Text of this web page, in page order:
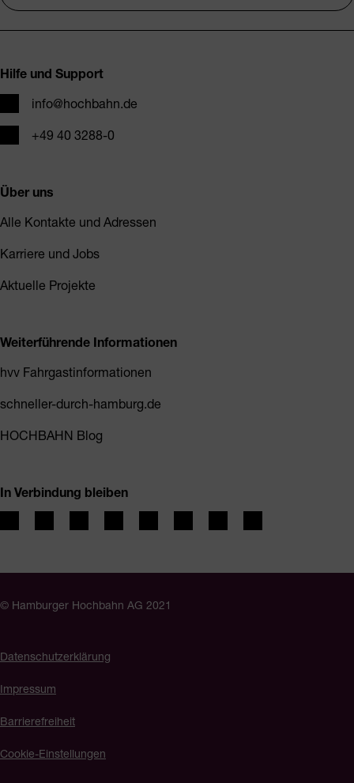
Hilfe und Support
E-Mailinfo@hochbahn.de
Telefon+49 40 3288-0
Über uns
Alle Kontakte und Adressen
Karriere und Jobs
Aktuelle Projekte
Weiterführende Informationen
hvv Fahrgastinformationen
schneller-durch-hamburg.de
HOCHBAHN Blog
In Verbindung bleiben
© Hamburger Hochbahn AG 2021
Datenschutzerklärung
Impressum
Barrierefreiheit
Cookie-Einstellungen